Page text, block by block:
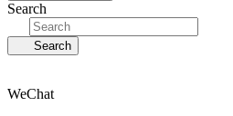
Search
Search
WeChat